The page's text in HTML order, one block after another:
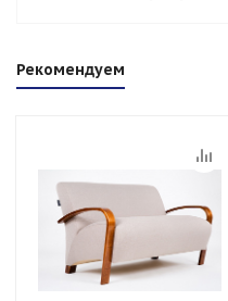
Рекомендуем